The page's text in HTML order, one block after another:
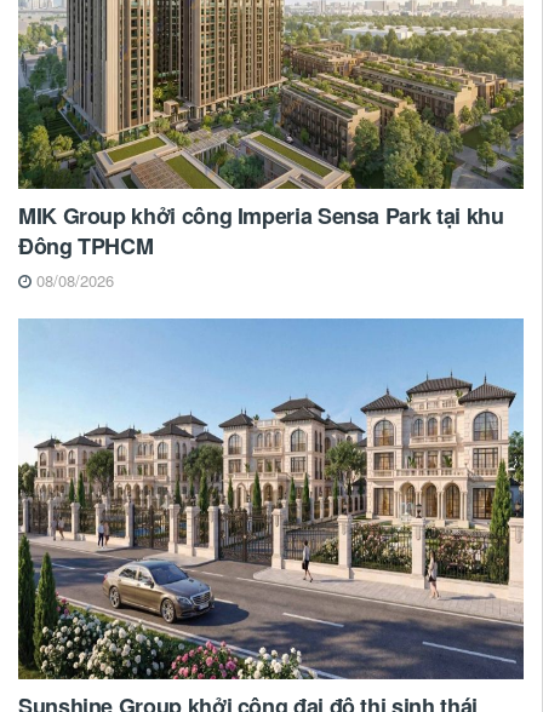
MIK Group khởi công Imperia Sensa Park tại khu
Đông TPHCM
08/08/2026